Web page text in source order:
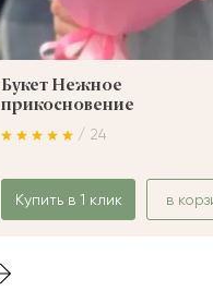
Букет Нежное
прикосновение
/ 24
Купить в 1 клик в